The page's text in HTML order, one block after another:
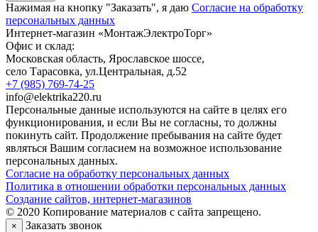
Нажимая на кнопку "Заказать", я даю Согласие на обработку
персональных данных
Интернет-магазин «МонтажЭлектроТорг»
Офис и склад:
Московская область, Ярославское шоссе,
село Тарасовка, ул.Центральная, д.52
+7 (985) 769-74-25
info@elektrika220.ru
Персональные данные используются на сайте в целях его
функционирования, и если Вы не согласны, то должны
покинуть сайт. Продолжение пребывания на сайте будет
являться Вашим согласием на возможное использование
персональных данных.
Согласие на обработку персональных данных
Политика в отношении обработки персональных данных
Создание сайтов, интернет-магазинов
© 2020 Копирование материалов с сайта запрещено.
× Заказать звонок